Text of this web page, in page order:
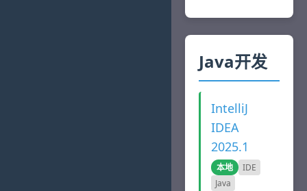
Java开发
IntelliJ
IDEA
2025.1
本地
IDE
Java